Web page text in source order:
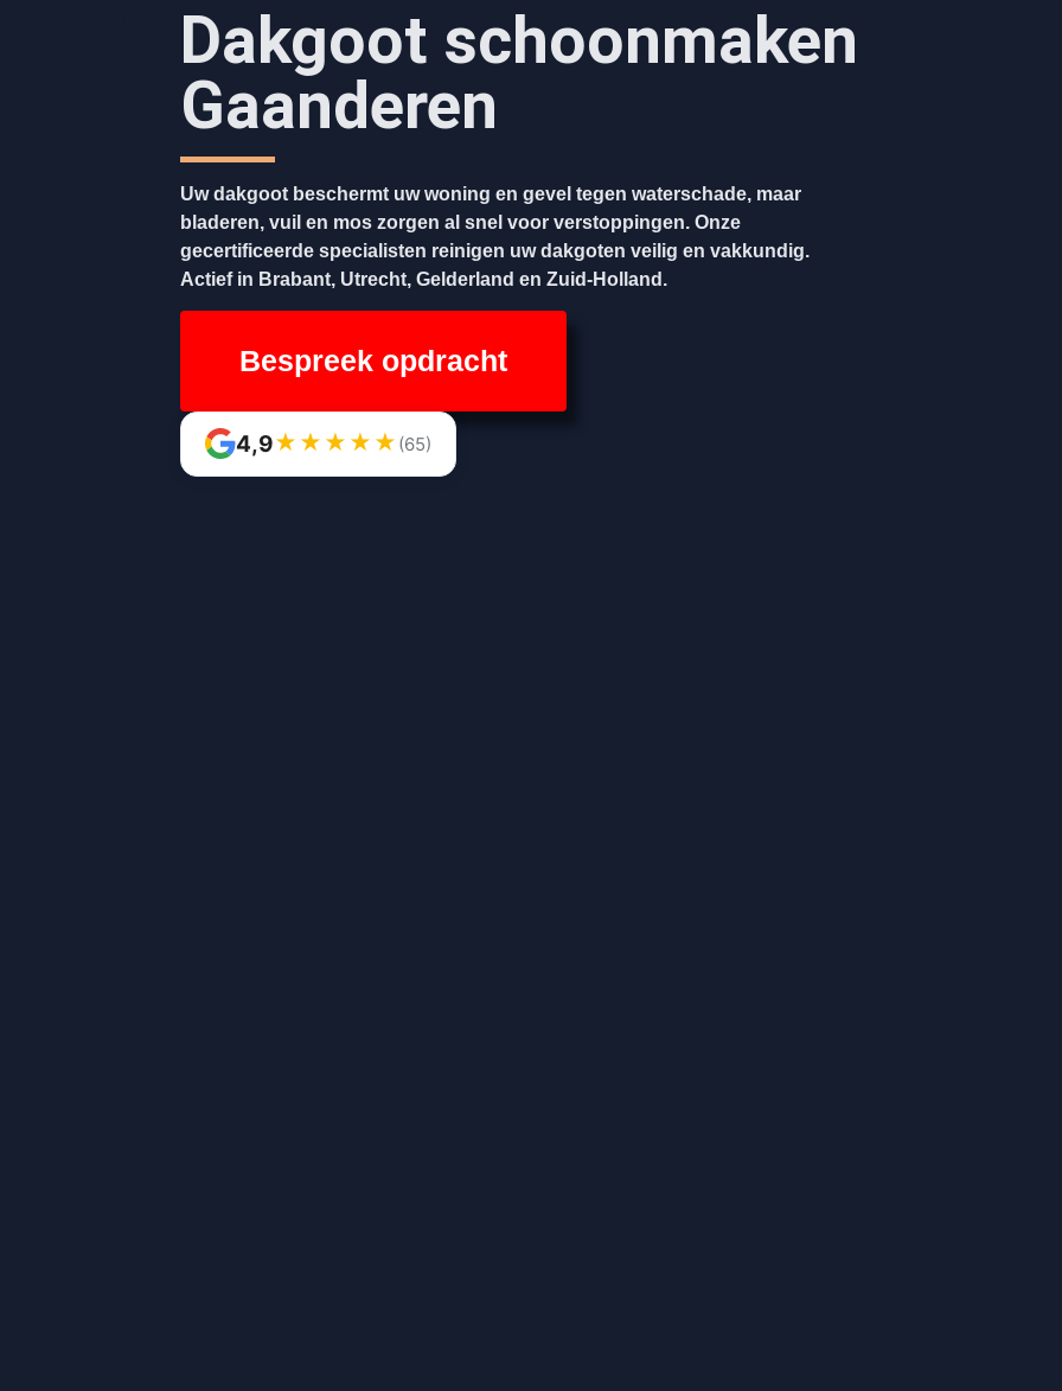
Dakgoot schoonmaken​
Gaanderen
Uw dakgoot beschermt uw woning en gevel tegen waterschade, maar
bladeren, vuil en mos zorgen al snel voor verstoppingen. Onze
gecertificeerde specialisten reinigen uw dakgoten veilig en vakkundig.
Actief in Brabant, Utrecht, Gelderland en Zuid-Holland.
Bespreek opdracht
4,9★ ★ ★ ★ ★ (65)